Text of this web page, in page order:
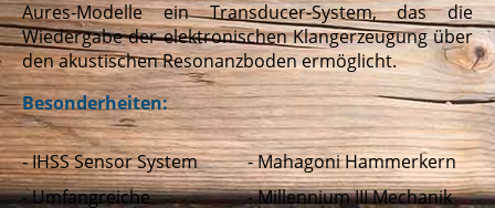
Aures-Modelle ein Transducer-System, das die
Wiedergabe der elektronischen Klangerzeugung über
den akustischen Resonanzboden ermöglicht.
Besonderheiten:
- IHSS Sensor System -Mahagoni Hammerkern
-Umfangreiche
- Millennium III Mechanik